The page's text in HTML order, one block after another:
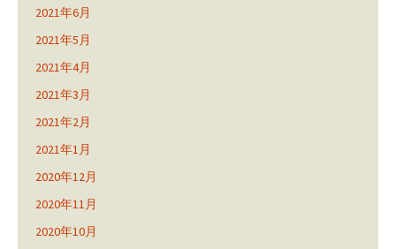
2021年6月
2021年5月
2021年4月
2021年3月
2021年2月
2021年1月
2020年12月
2020年11月
2020年10月